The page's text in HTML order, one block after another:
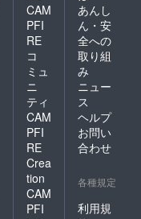
CAM
PFI
RE
コ
ミュ
ニ
ティ
CAM
PFI
RE
Crea
tion
CAM
PFI
あんし
ん・安
全への
取り組
み
ニュー
ス
ヘルプ
お問い
合わせ
各種規定
利用規